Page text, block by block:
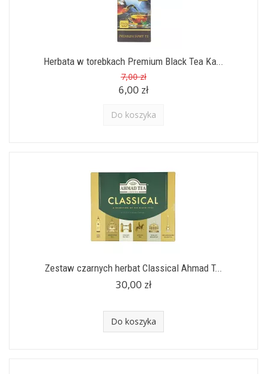
Herbata w torebkach Premium Black Tea Ka...
7,00 zł
6,00 zł
Do koszyka
Zestaw czarnych herbat Classical Ahmad T...
30,00 zł
Do koszyka